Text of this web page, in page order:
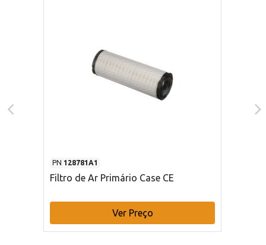
PN 128781A1
Filtro de Ar Primário Case CE
Ver Preço